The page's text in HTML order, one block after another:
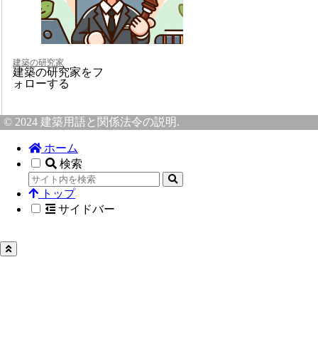
建築の研究家
建築の研究家をフ
ォローする
© 2024 建築用語と関係法令の説明.
ホーム
検索
トップ
サイドバー